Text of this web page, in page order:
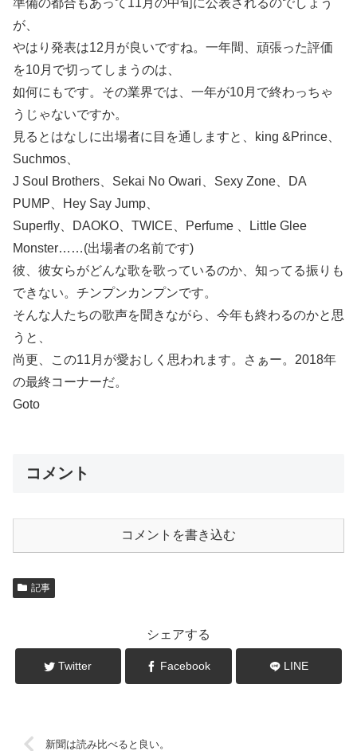
準備の都合もあって11月の中旬に公表されるのでしょう
が、
やはり発表は12月が良いですね。一年間、頑張った評価
を10月で切ってしまうのは、
如何にもです。その業界では、一年が10月で終わっちゃ
うじゃないですか。
見るとはなしに出場者に目を通しますと、king &Prince、
Suchmos、
J Soul Brothers、Sekai No Owari、Sexy Zone、DA
PUMP、Hey Say Jump、
Superfly、DAOKO、TWICE、Perfume 、Little Glee
Monster……(出場者の名前です)
彼、彼女らがどんな歌を歌っているのか、知ってる振りも
できない。チンプンカンプンです。
そんな人たちの歌声を聞きながら、今年も終わるのかと思
うと、
尚更、この11月が愛おしく思われます。さぁー。2018年
の最終コーナーだ。
Goto
コメント
コメントを書き込む
記事
シェアする
Twitter Facebook LINE
新聞は読み比べると良い。